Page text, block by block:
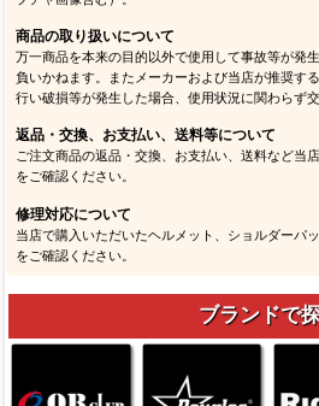
商品の取り扱いについて
万一商品を本来の目的以外で使用して事故等が発
負いかねます。またメーカーおよび当店が推奨す
行い破損等が発生した場合、使用状況に関わらず
返品・交換、お支払い、送料等について
ご注文商品の返品・交換、お支払い、送料など当
をご確認ください。
修理対応について
当店で購入いただいたヘルメット、ショルダーパ
をご確認ください。
ブランドで